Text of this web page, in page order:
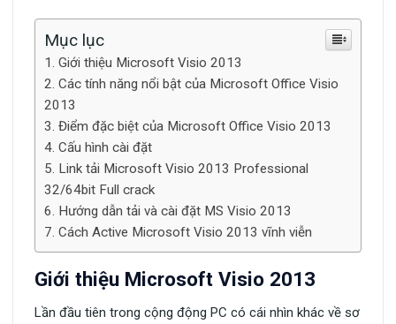
Mục lục
Giới thiệu Microsoft Visio 2013
Các tính năng nổi bật của Microsoft Office Visio
2013
Điểm đặc biệt của Microsoft Office Visio 2013
Cấu hình cài đặt
Link tải Microsoft Visio 2013 Professional
32/64bit Full crack
Hướng dẫn tải và cài đặt MS Visio 2013
Cách Active Microsoft Visio 2013 vĩnh viễn
Giới thiệu Microsoft Visio 2013
Lần đầu tiên trong cộng động PC có cái nhìn khác về sơ